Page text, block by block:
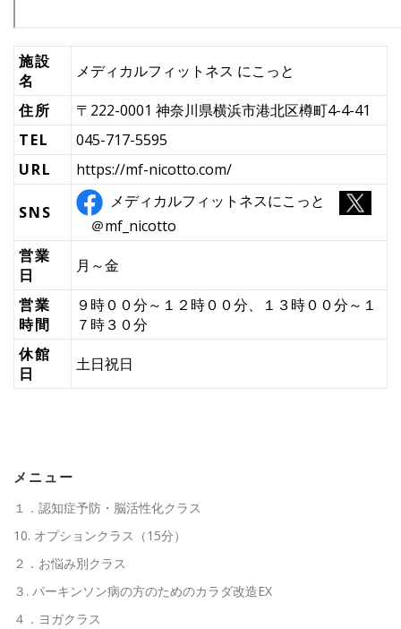
施設
名
メディカルフィットネス にこっと
住所
〒222-0001 神奈川県横浜市港北区樽町4-4-41
TEL
045-717-5595
URL
https://mf-nicotto.com/
SNS
メディカルフィットネスにこっと
＠mf_nicotto
営業
日
月～金
営業
時間
９時００分～１２時００分、１３時００分～１
７時３０分
休館
日
土日祝日
メニュー
１．認知症予防・脳活性化クラス
10. オプションクラス（15分）
２．お悩み別クラス
３. パーキンソン病の方のためのカラダ改造EX
４．ヨガクラス